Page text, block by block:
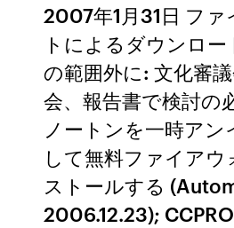
2007年1月31日 ファ
トによるダウンロ
の範囲外に: 文化審
会、報告書で検討の
ノートンを一時ア
して無料ファイアウ
ストールする
2006.12.23);